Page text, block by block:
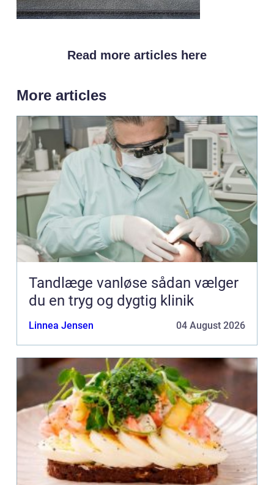
Read more articles here
More articles
Tandlæge vanløse sådan vælger
du en tryg og dygtig klinik
Linnea Jensen 04 August 2026